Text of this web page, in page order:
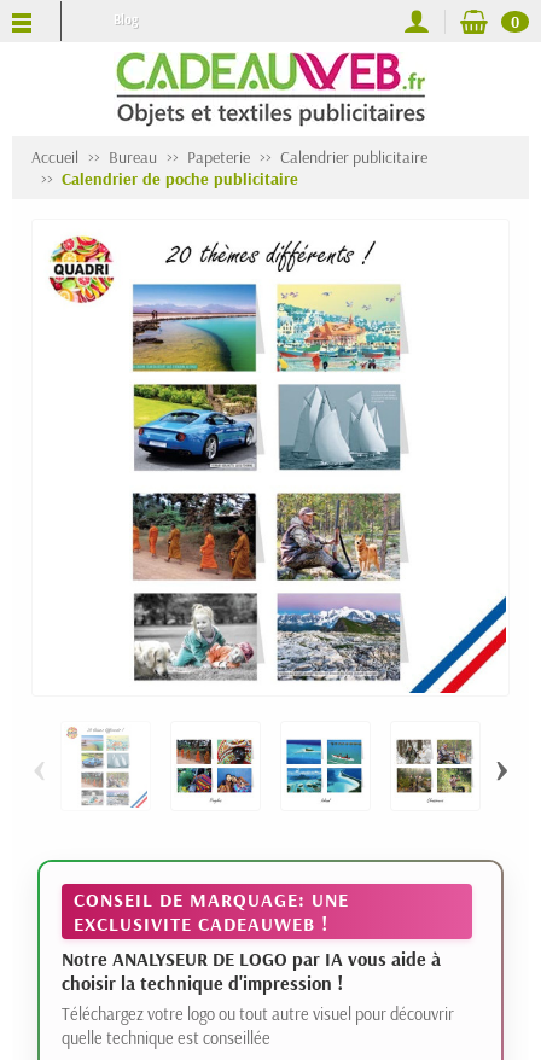
Blog 0
Accueil Bureau Papeterie
Calendrier publicitaire
Calendrier de poche publicitaire
‹ ›
CONSEIL DE MARQUAGE: UNE
EXCLUSIVITE CADEAUWEB !
Notre ANALYSEUR DE LOGO par IA vous aide à
choisir la technique d'impression !
Téléchargez votre logo ou tout autre visuel pour découvrir
quelle technique est conseillée